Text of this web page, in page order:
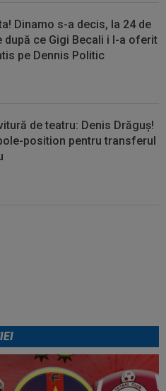
Dinamo s-a decis, la 24 de
după ce Gigi Becali i l-a oferit
pe Dennis Politic
de teatru: Denis Drăguș!
position pentru transferul